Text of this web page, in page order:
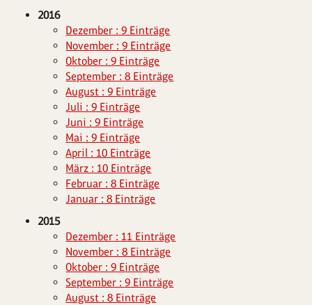
2016
Dezember : 9 Einträge
November : 9 Einträge
Oktober : 9 Einträge
September : 8 Einträge
August : 9 Einträge
Juli : 9 Einträge
Juni : 9 Einträge
Mai : 9 Einträge
April : 10 Einträge
März : 10 Einträge
Februar : 8 Einträge
Januar : 8 Einträge
2015
Dezember : 11 Einträge
November : 8 Einträge
Oktober : 9 Einträge
September : 9 Einträge
August : 8 Einträge